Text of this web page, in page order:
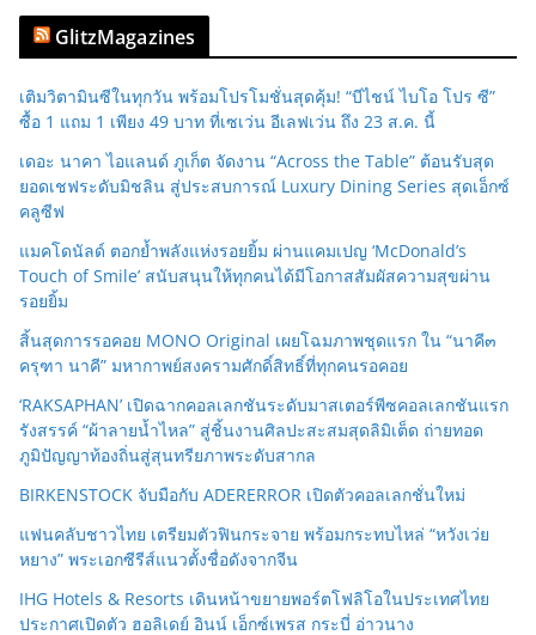
GlitzMagazines
เติมวิตามินซีในทุกวัน พร้อมโปรโมชั่นสุดคุ้ม! “บีไชน์ ไบโอ โปร ซี”
ซื้อ 1 แถม 1 เพียง 49 บาท ที่เซเว่น อีเลฟเว่น ถึง 23 ส.ค. นี้
เดอะ นาคา ไอแลนด์ ภูเก็ต จัดงาน “Across the Table” ต้อนรับสุด
ยอดเชฟระดับมิชลิน สู่ประสบการณ์ Luxury Dining Series สุดเอ็กซ์
คลูซีฟ
แมคโดนัลด์ ตอกย้ำพลังแห่งรอยยิ้ม ผ่านแคมเปญ ‘McDonald’s
Touch of Smile’ สนับสนุนให้ทุกคนได้มีโอกาสสัมผัสความสุขผ่าน
รอยยิ้ม
สิ้นสุดการรอคอย MONO Original เผยโฉมภาพชุดแรก ใน “นาคี๓
ครุฑา นาคี” มหากาพย์สงครามศักดิ์สิทธิ์ที่ทุกคนรอคอย
‘RAKSAPHAN’ เปิดฉากคอลเลกชันระดับมาสเตอร์พีซคอลเลกชันแรก
รังสรรค์ “ผ้าลายน้ำไหล” สู่ชิ้นงานศิลปะสะสมสุดลิมิเต็ด ถ่ายทอด
ภูมิปัญญาท้องถิ่นสู่สุนทรียภาพระดับสากล
BIRKENSTOCK จับมือกับ ADERERROR เปิดตัวคอลเลกชั่นใหม่
แฟนคลับชาวไทย เตรียมตัวฟินกระจาย พร้อมกระทบไหล่ “หวังเว่ย
หยาง” พระเอกซีรีส์แนวตั้งชื่อดังจากจีน
IHG Hotels & Resorts เดินหน้าขยายพอร์ตโฟลิโอในประเทศไทย
ประกาศเปิดตัว ฮอลิเดย์ อินน์ เอ็กซ์เพรส กระบี่ อ่าวนาง